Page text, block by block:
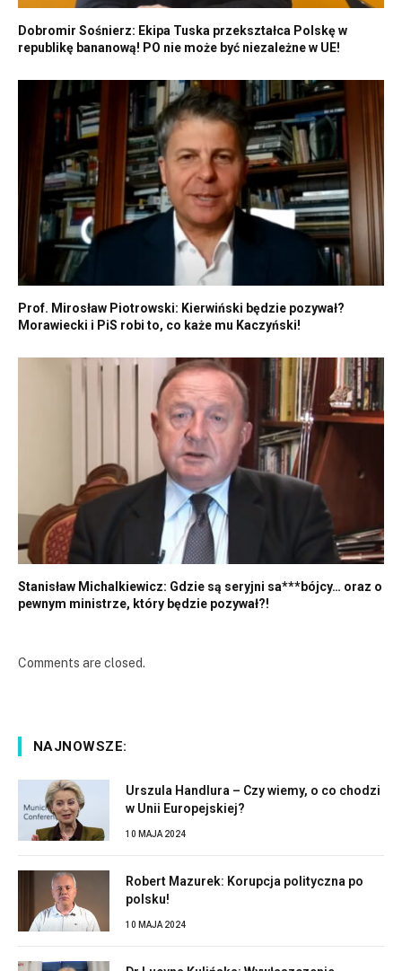
Dobromir Sośnierz: Ekipa Tuska przekształca Polskę w
republikę bananową! PO nie może być niezależne w UE!
Prof. Mirosław Piotrowski: Kierwiński będzie pozywał?
Morawiecki i PiS robi to, co każe mu Kaczyński!
Stanisław Michalkiewicz: Gdzie są seryjni sa***bójcy… oraz o
pewnym ministrze, który będzie pozywał?!
Comments are closed.
NAJNOWSZE:
Urszula Handlura – Czy wiemy, o co chodzi
w Unii Europejskiej?
10 MAJA 2024
Robert Mazurek: Korupcja polityczna po
polsku!
10 MAJA 2024